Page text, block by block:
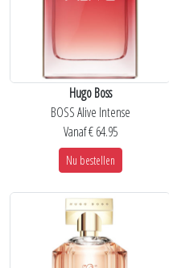
Hugo Boss
BOSS Alive Intense
Vanaf € 64.95
Nu bestellen